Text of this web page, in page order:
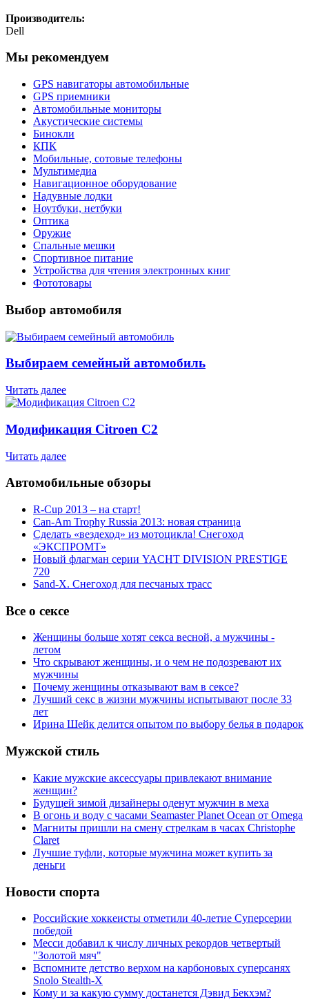
Производитель:
Dell
Мы рекомендуем
GPS навигаторы автомобильные
GPS приемники
Автомобильные мониторы
Акустические системы
Бинокли
КПК
Мобильные, сотовые телефоны
Мультимедиа
Навигационное оборудование
Надувные лодки
Ноутбуки, нетбуки
Оптика
Оружие
Спальные мешки
Спортивное питание
Устройства для чтения электронных книг
Фототовары
Выбор автомобиля
Выбираем семейный автомобиль
Читать далее
Модификация Citroen С2
Читать далее
Автомобильные обзоры
R-Cup 2013 – на старт!
Can-Am Trophy Russia 2013: новая страница
Сделать «вездеход» из мотоцикла! Снегоход
«ЭКСПРОМТ»
Новый флагман серии YACHT DIVISION PRESTIGE
720
Sand-X. Снегоход для песчаных трасс
Все о сексе
Женщины больше хотят секса весной, а мужчины -
летом
Что скрывают женщины, и о чем не подозревают их
мужчины
Почему женщины отказывают вам в сексе?
Лучший секс в жизни мужчины испытывают после 33
лет
Ирина Шейк делится опытом по выбору белья в подарок
Мужской стиль
Какие мужские аксессуары привлекают внимание
женщин?
Будущей зимой дизайнеры оденут мужчин в меха
В огонь и воду с часами Seamaster Planet Ocean от Omega
Магниты пришли на смену стрелкам в часах Christophe
Claret
Лучшие туфли, которые мужчина может купить за
деньги
Новости спорта
Российские хоккеисты отметили 40-летие Суперсерии
победой
Месси добавил к числу личных рекордов четвертый
"Золотой мяч"
Вспомните детство верхом на карбоновых суперсанях
Snolo Stealth-X
Кому и за какую сумму достанется Дэвид Бекхэм?